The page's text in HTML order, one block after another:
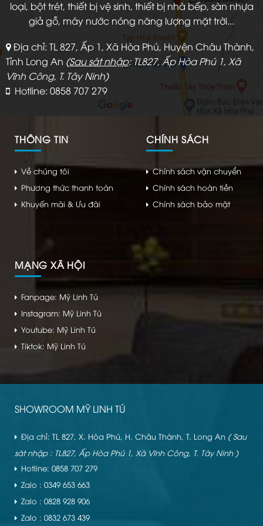
loại, bột trét, thiết bị vệ sinh, thiết bị nhà bếp, sàn nhựa
giả gỗ, máy nước nóng năng lượng mặt trời...
Địa chỉ: TL 827, Ấp 1, Xã Hòa Phú, Huyện Châu Thành,
Tỉnh Long An (Sau sát nhập: TL827, Ấp Hòa Phú 1, Xã
Vĩnh Công, T. Tây Ninh)
Hotline: 0858 707 279
THÔNG TIN
Về chúng tôi
Phương thức thanh toán
Khuyến mãi & Ưu đãi
CHÍNH SÁCH
Chính sách vận chuyển
Chính sách hoàn tiền
Chính sách bảo mật
MẠNG XÃ HỘI
Fanpage: Mỹ Linh Tú
Instagram: Mỹ Linh Tú
Youtube: Mỹ Linh Tú
Tiktok: Mỹ Linh Tú
SHOWROOM MỸ LINH TÚ
Địa chỉ: TL 827, X. Hòa Phú, H. Châu Thành, T. Long An ( Sau
sát nhập : TL827, Ấp Hòa Phú 1, Xã Vĩnh Công, T. Tây Ninh )
Hotline: 0858 707 279
Zalo : 0349 653 663
Zalo : 0828 928 906
Zalo : 0832 673 439